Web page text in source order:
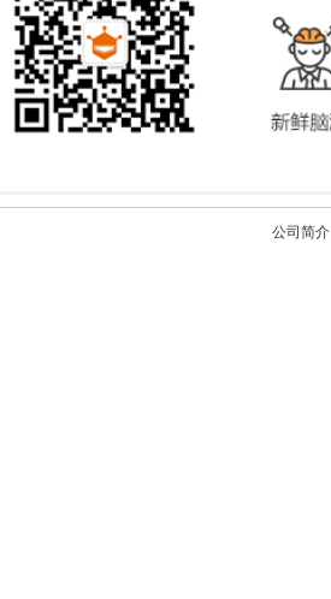
公司简介